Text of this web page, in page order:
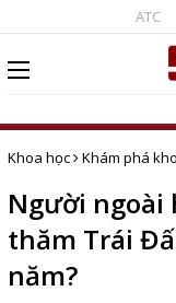
ATC
Khoa học Khám phá
Người
thăm Trái
năm?